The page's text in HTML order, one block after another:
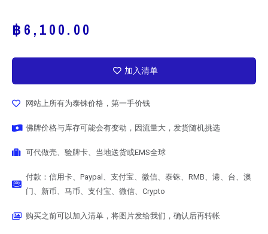
฿ 6,100.00
加入清单
网站上所有为泰铢价格，第一手价钱
佛牌价格与库存可能会有变动，因流量大，发货随机挑选
可代做壳、验牌卡、当地送货或EMS全球
付款：信用卡、Paypal、支付宝、微信、泰铢、RMB、港、台、澳
门、新币、马币、支付宝、微信、Crypto
购买之前可以加入清单，将图片发给我们，确认后再转帐